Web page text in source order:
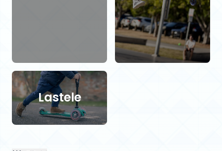
Lastele